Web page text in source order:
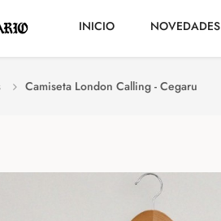
INICIO NOVEDADES
Camiseta London Calling - Cegaru